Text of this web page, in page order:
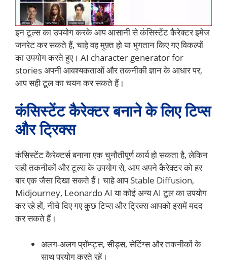
इन टूल्स का उपयोग करके आप आसानी से कंसिस्टेंट कैरेक्टर इमेज
जनरेट कर सकते हैं, चाहे वह मुफ़्त हो या भुगतान किए गए विकल्पों
का उपयोग करते हुए। AI character generator for
stories अपनी आवश्यकताओं और तकनीकी ज्ञान के आधार पर,
आप सही टूल का चयन कर सकते हैं।
कंसिस्टेंट कैरेक्टर बनाने के लिए टिप्स
और ट्रिक्स
कंसिस्टेंट कैरेक्टर्स बनाना एक चुनौतीपूर्ण कार्य हो सकता है, लेकिन
सही तकनीकों और टूल्स के उपयोग से, आप अपने कैरेक्टर को हर
बार एक जैसा दिखा सकते हैं। चाहे आप Stable Diffusion,
Midjourney, Leonardo AI या कोई अन्य AI टूल का उपयोग
कर रहे हों, नीचे दिए गए कुछ टिप्स और ट्रिक्स आपको इसमें मदद
कर सकते हैं।
अलग-अलग प्रॉम्प्ट्स, सीड्स, सेटिंग्स और तकनीकों के
साथ प्रयोग करते रहें।